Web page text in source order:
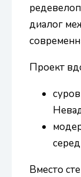
диалог
Проект
Вместо